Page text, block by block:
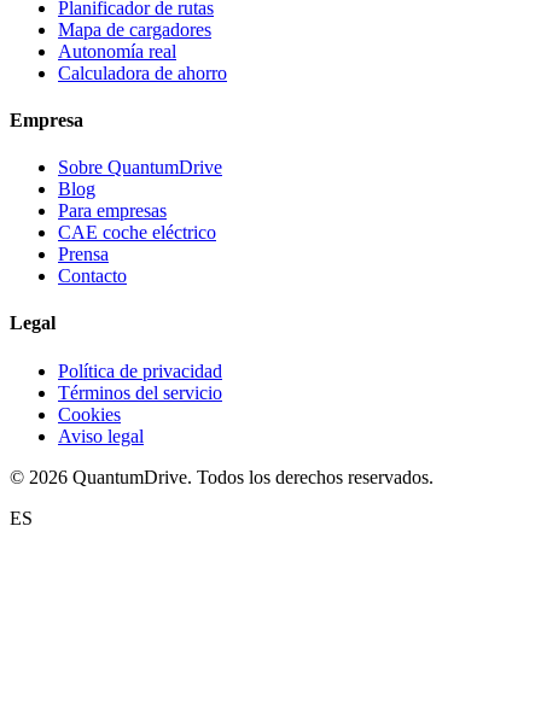
Planificador de rutas
Mapa de cargadores
Autonomía real
Calculadora de ahorro
Empresa
Sobre QuantumDrive
Blog
Para empresas
CAE coche eléctrico
Prensa
Contacto
Legal
Política de privacidad
Términos del servicio
Cookies
Aviso legal
© 2026 QuantumDrive. Todos los derechos reservados.
ES